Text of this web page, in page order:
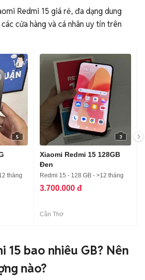
Redmi 15 giá rẻ, đa dạng dung
cửa hàng và cá nhân uy tín trên
5
tháng
3
Xiaomi Redmi 15 128GB
Đen
Redmi 15 - 128 GB - >12 tháng
3.700.000 đ
Cần Thơ
15 bao nhiêu GB? Nên
nào?